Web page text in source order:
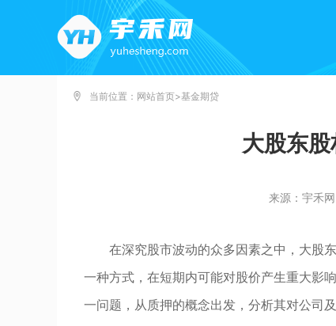
当前位置： 网站首页>基金期贷
大股东
来源：宇禾网
在深究股市波动的众多因素之中，大股
一种方式，在短期内可能对股价产生重大影
一问题，从质押的概念出发，分析其对公司